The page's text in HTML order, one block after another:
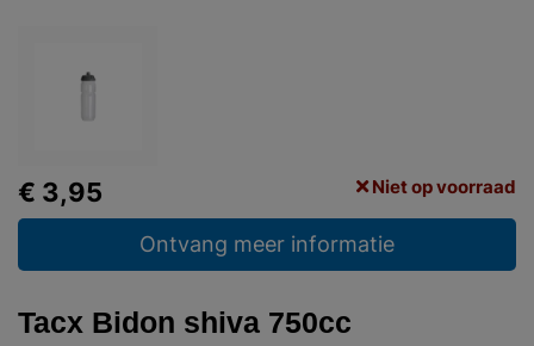
€ 3,95 Niet op voorraad
Ontvang meer informatie
Tacx Bidon shiva 750cc